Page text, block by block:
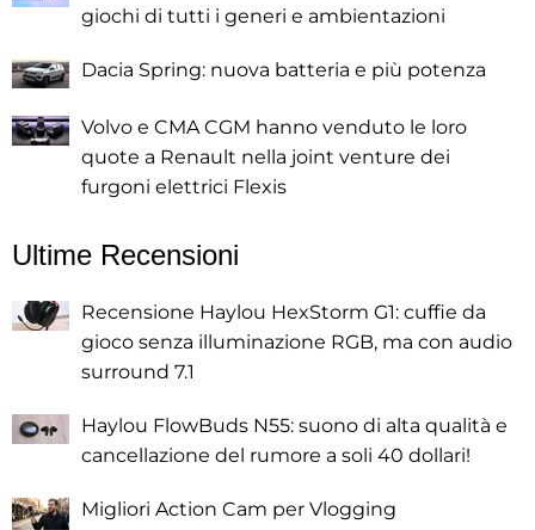
giochi di tutti i generi e ambientazioni
Dacia Spring: nuova batteria e più potenza
Volvo e CMA CGM hanno venduto le loro
quote a Renault nella joint venture dei
furgoni elettrici Flexis
Ultime Recensioni
Recensione Haylou HexStorm G1: cuffie da
gioco senza illuminazione RGB, ma con audio
surround 7.1
Haylou FlowBuds N55: suono di alta qualità e
cancellazione del rumore a soli 40 dollari!
Migliori Action Cam per Vlogging